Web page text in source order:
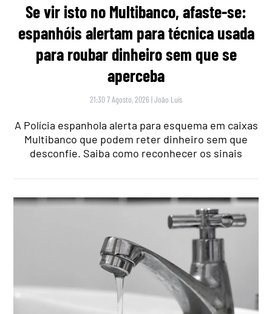
Se vir isto no Multibanco, afaste-se:
espanhóis alertam para técnica usada
para roubar dinheiro sem que se
aperceba
21:30 7 Agosto, 2026 |João Luís
A Polícia espanhola alerta para esquema em caixas
Multibanco que podem reter dinheiro sem que
desconfie. Saiba como reconhecer os sinais